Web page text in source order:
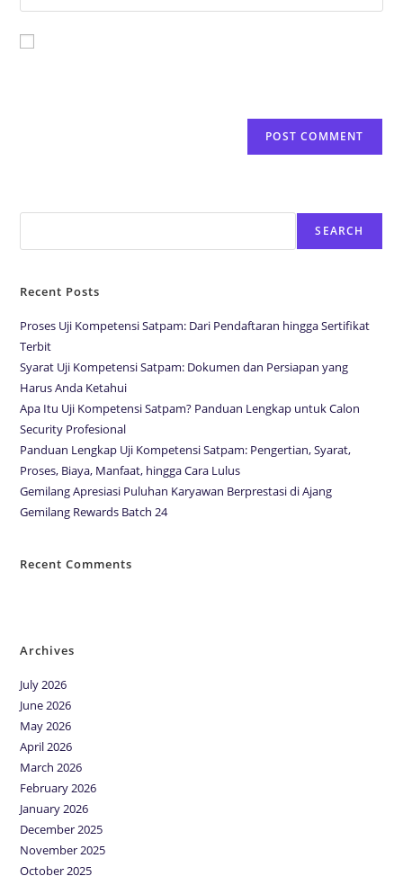
SEARCH
Recent Posts
Proses Uji Kompetensi Satpam: Dari Pendaftaran hingga Sertifikat
Terbit
Syarat Uji Kompetensi Satpam: Dokumen dan Persiapan yang
Harus Anda Ketahui
Apa Itu Uji Kompetensi Satpam? Panduan Lengkap untuk Calon
Security Profesional
Panduan Lengkap Uji Kompetensi Satpam: Pengertian, Syarat,
Proses, Biaya, Manfaat, hingga Cara Lulus
Gemilang Apresiasi Puluhan Karyawan Berprestasi di Ajang
Gemilang Rewards Batch 24
Recent Comments
Archives
July 2026
June 2026
May 2026
April 2026
March 2026
February 2026
January 2026
December 2025
November 2025
October 2025